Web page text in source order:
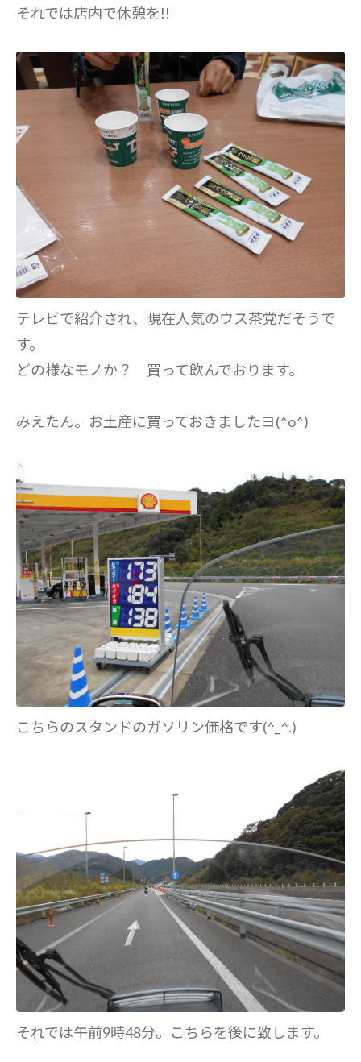
それでは店内で休憩を!!
テレビで紹介され、現在人気のウス茶党だそうで
す。
どの様なモノか？ 買って飲んでおります。
みえたん。お土産に買っておきましたヨ(^o^)
こちらのスタンドのガソリン価格です(^_^.)
それでは午前9時48分。こちらを後に致します。